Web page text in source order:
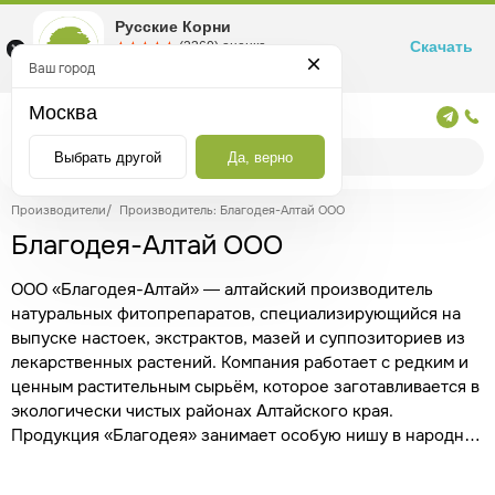
Производители/ Производитель: Благодея-Алтай ООО
Благодея-Алтай ООО
ООО «Благодея-Алтай» — алтайский производитель
натуральных фитопрепаратов, специализирующийся на
выпуске настоек, экстрактов, мазей и суппозиториев из
лекарственных растений. Компания работает с редким и
ценным растительным сырьём, которое заготавливается в
экологически чистых районах Алтайского края.
Продукция «Благодея» занимает особую нишу в народной
Ваш город
Москва
Выбрать другой Да, верно
Русские Корни
☆☆☆☆☆
★★★★★ (2360) оценка
Маркетплейс товаров для здоровья
Скачать